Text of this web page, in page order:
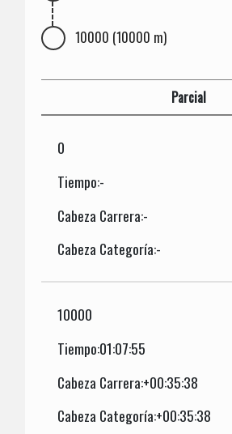
10000 (10000 m)
Parcial
0
Tiempo:-
Cabeza Carrera:-
Cabeza Categoría:-
10000
Tiempo:01:07:55
Cabeza Carrera:+00:35:38
Cabeza Categoría:+00:35:38